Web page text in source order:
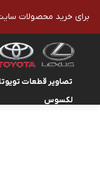
برای خرید محصولات سایت تماس بگیرید تلفن های
تصاویر قطعات
لکسوس